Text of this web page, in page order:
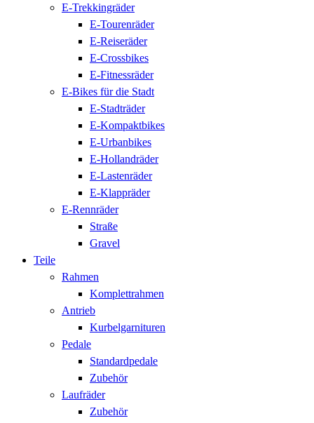
E-Trekkingräder
E-Tourenräder
E-Reiseräder
E-Crossbikes
E-Fitnessräder
E-Bikes für die Stadt
E-Stadträder
E-Kompaktbikes
E-Urbanbikes
E-Hollandräder
E-Lastenräder
E-Klappräder
E-Rennräder
Straße
Gravel
Teile
Rahmen
Komplettrahmen
Antrieb
Kurbelgarnituren
Pedale
Standardpedale
Zubehör
Laufräder
Zubehör